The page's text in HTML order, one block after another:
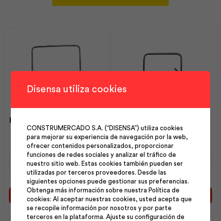
Estribo 08 mm 30×30 cm |
Andec
Estribo
30x30
|
Andec
Añadir al carrito
Andec
Estribo
08
mm
15x20
cm
Andec
Añadir al carrito
Disensa utiliza cookies
CONSTRUMERCADO S.A. (“DISENSA”) utiliza cookies
para mejorar su experiencia de navegación por la web,
ofrecer contenidos personalizados, proporcionar
funciones de redes sociales y analizar el tráfico de
nuestro sitio web. Estas cookies también pueden ser
utilizadas por terceros proveedores. Desde las
siguientes opciones puede gestionar sus preferencias.
Obtenga más información sobre nuestra Política de
cookies: Al aceptar nuestras cookies, usted acepta que
se recopile información por nosotros y por parte
terceros en la plataforma. Ajuste su configuración de